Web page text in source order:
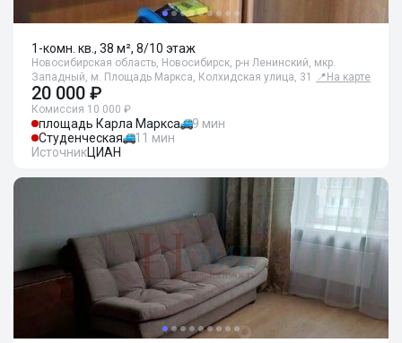
1-комн. кв., 38 м², 8/10 этаж
Новосибирская область, Новосибирск, р-н Ленинский, мкр.
Западный, м. Площадь Маркса, Колхидская улица, 31
📍 На карте
20 000 ₽
Комиссия 10 000 ₽
площадь Карла Маркса
9 мин
Студенческая
11 мин
ИсточникЦИАН